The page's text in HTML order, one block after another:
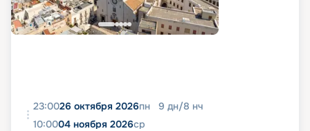
23:0026 октября 2026пн 9 дн/8 нч
10:0004 ноября 2026ср